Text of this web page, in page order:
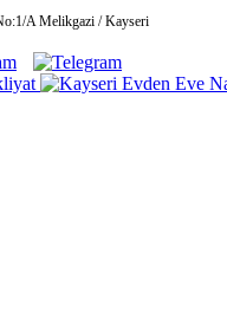
A Melikgazi / Kayseri